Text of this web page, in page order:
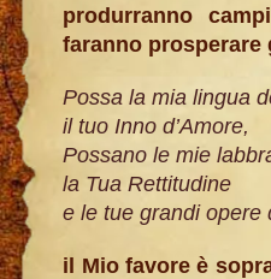
produrranno
faranno prosperare
Possa la mia lingua
il tuo Inno d’Amore,
Possano le mie
la Tua Rettitudine
e le tue grandi opere
il Mio favore è